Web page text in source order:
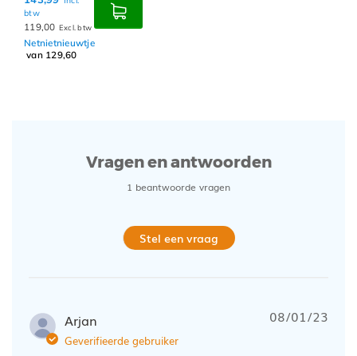
btw
119,00 Excl. btw
Netnietnieuwtje
van 129,60
Vragen en antwoorden
1 beantwoorde vragen
Stel een vraag
Arjan
Geverifieerde gebruiker
08/01/23